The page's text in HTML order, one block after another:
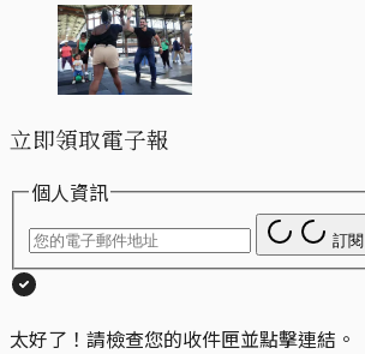
立即領取電子報
個人資訊
訂閱
太好了！請檢查您的收件匣並點擊連結。